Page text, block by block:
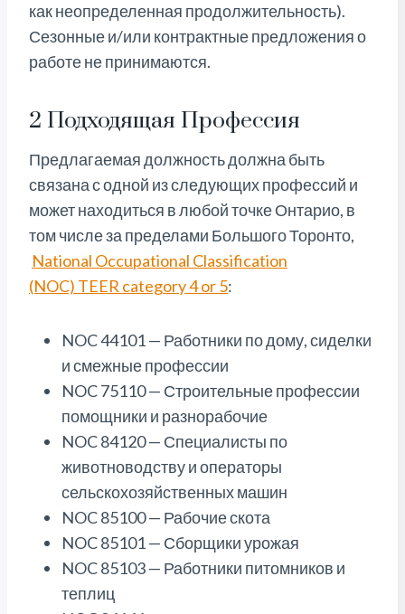
как неопределенная продолжительность).
Сезонные и/или контрактные предложения о
работе не принимаются.
2 Подходящая Профессия
Предлагаемая должность должна быть
связана с одной из следующих профессий и
может находиться в любой точке Онтарио, в
том числе за пределами Большого Торонто,
National Occupational Classification
(NOC) TEER category 4 or 5:
NOC 44101 — Работники по дому, сиделки
и смежные профессии
NOC 75110 — Строительные профессии
помощники и разнорабочие
NOC 84120 — Специалисты по
животноводству и операторы
сельскохозяйственных машин
NOC 85100 — Рабочие скота
NOC 85101 — Сборщики урожая
NOC 85103 — Работники питомников и
теплиц